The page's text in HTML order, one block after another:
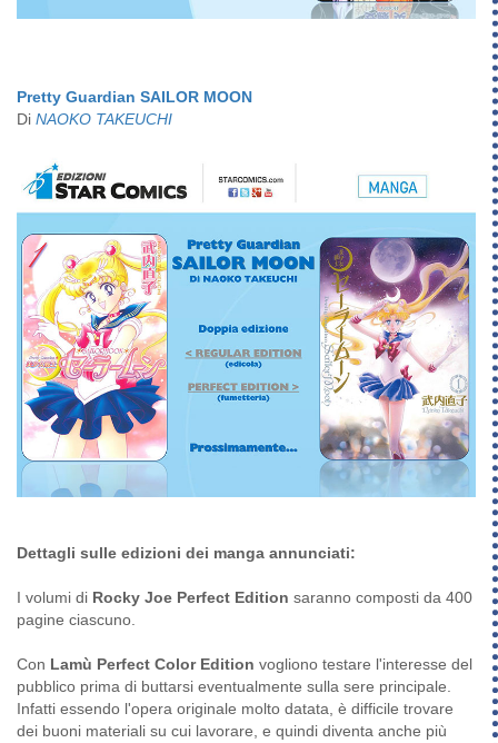
Pretty Guardian SAILOR MOON
Di NAOKO TAKEUCHI
Dettagli sulle edizioni dei manga annunciati:
I volumi di Rocky Joe Perfect Edition saranno composti da 400
pagine ciascuno.
Con Lamù Perfect Color Edition vogliono testare l'interesse del
pubblico prima di buttarsi eventualmente sulla sere principale.
Infatti essendo l'opera originale molto datata, è difficile trovare
dei buoni materiali su cui lavorare, e quindi diventa anche più